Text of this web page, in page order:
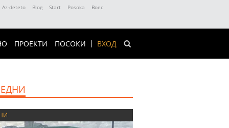
Az-deteto Blog Start Posoka
Boec
ВХОД
ПРОЕКТИ ПОСОКИ